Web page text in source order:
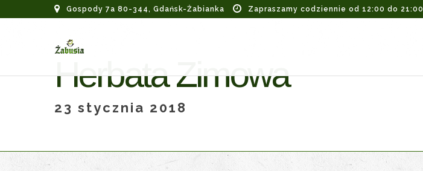
Gospody 7a 80-344, Gdańsk-Żabianka Zapraszamy codziennie od 12:00 do 21:00
Herbata Zimowa
23 stycznia 2018